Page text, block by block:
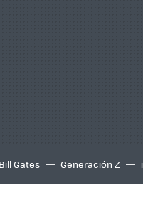
Bill Gates Generación Z